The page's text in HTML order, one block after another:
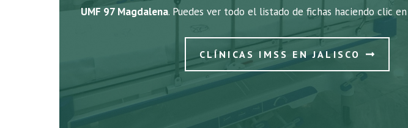
UMF 97 Magdalena. Puedes ver todo el listado de fichas haciendo clic
CLÍNICAS IMSS EN JALISCO